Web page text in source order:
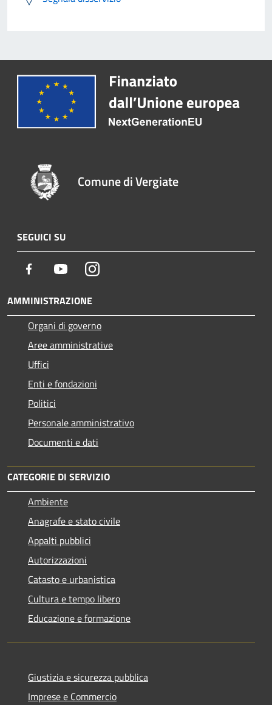
Comune di Vergiate
SEGUICI SU
Facebook YoutubeInstagram
AMMINISTRAZIONE
Organi di governo
Aree amministrative
Uffici
Enti e fondazioni
Politici
Personale amministrativo
Documenti e dati
CATEGORIE DI SERVIZIO
Ambiente
Anagrafe e stato civile
Appalti pubblici
Autorizzazioni
Catasto e urbanistica
Cultura e tempo libero
Educazione e formazione
Giustizia e sicurezza pubblica
Imprese e Commercio